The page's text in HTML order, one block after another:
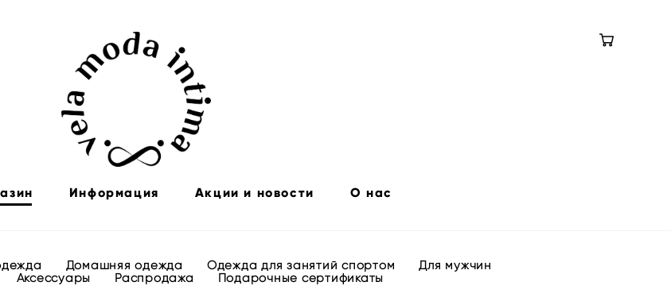
Информация Акции и новости О нас
Домашняя одежда Одежда для занятий спортом
Для мужчин
Аксессуары Распродажа Подарочные сертификаты